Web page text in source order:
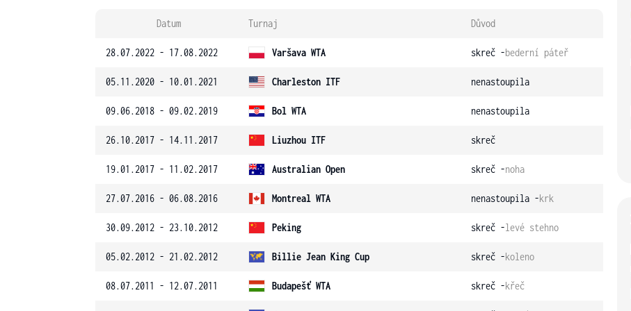
Datum Turnaj Důvod
28.07.2022 - 17.08.2022 Varšava WTA skreč -bederní páteř
05.11.2020 - 10.01.2021 Charleston ITF nenastoupila
09.06.2018 - 09.02.2019 Bol WTA nenastoupila
26.10.2017 - 14.11.2017 Liuzhou ITF skreč
19.01.2017 - 11.02.2017 Australian Open skreč -noha
27.07.2016 - 06.08.2016 Montreal WTA nenastoupila -krk
30.09.2012 - 23.10.2012 Peking skreč -levé stehno
05.02.2012 - 21.02.2012 Billie Jean King Cup skreč -koleno
08.07.2011 - 12.07.2011 Budapešť WTA skreč -křeč